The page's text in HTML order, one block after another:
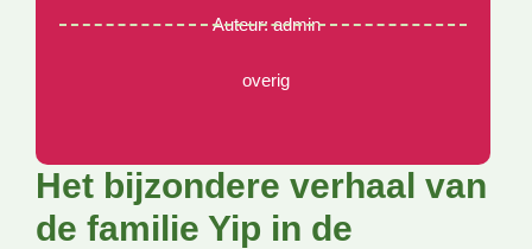
Auteur:admin
overig
Het bijzondere verhaal van
de familie Yip in de